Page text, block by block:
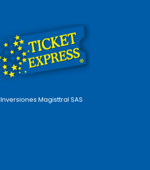
Inversiones Magisttral SAS